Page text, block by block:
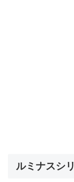
ルミナスシ